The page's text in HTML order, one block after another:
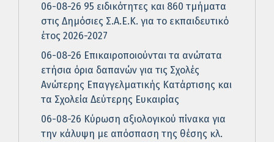
06-08-26 95 ειδικότητες και 860 τμήματα
στις Δημόσιες Σ.Α.Ε.Κ. για το εκπαιδευτικό
έτος 2026-2027
06-08-26 Επικαιροποιούνται τα ανώτατα
ετήσια όρια δαπανών για τις Σχολές
Ανώτερης Επαγγελματικής Κατάρτισης και
τα Σχολεία Δεύτερης Ευκαιρίας
06-08-26 Κύρωση αξιολογικού πίνακα για
την κάλυψη με απόσπαση της θέσης κλ.